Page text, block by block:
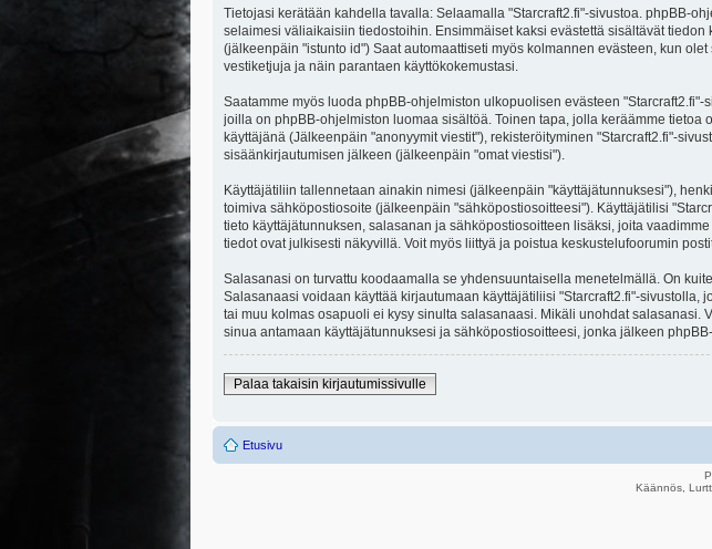
Tietojasi kerätään kahdella tavalla: Selaamalla "Starcraft2.fi"-sivustoa. phpBB-
selaimesi väliaikaisiin tiedostoihin. Ensimmäiset kaksi evästettä sisältävät
(jälkeenpäin "istunto id") Saat automaattiseti myös kolmannen evästeen, kun
vestiketjuja ja näin parantaen käyttökokemustasi.
Saatamme myös luoda phpBB-ohjelmiston ulkopuolisen evästeen
joilla on phpBB-ohjelmiston luomaa sisältöä. Toinen tapa, jolla keräämme
käyttäjänä (Jälkeenpäin "anonyymit viestit"), rekisteröityminen "Starcraft2.fi"-
sisäänkirjautumisen jälkeen (jälkeenpäin "omat viestisi").
Käyttäjätiliin tallennetaan ainakin nimesi (jälkeenpäin "käyttäjätunnuksesi"),
toimiva sähköpostiosoite (jälkeenpäin "sähköpostiosoitteesi"). Käyttäjätilisi
tieto käyttäjätunnuksen, salasanan ja sähköpostiosoitteen lisäksi, joita
tiedot ovat julkisesti näkyvillä. Voit myös liittyä ja poistua keskustelufoorumin
Salasanasi on turvattu koodaamalla se yhdensuuntaisella menetelmällä. On
Salasanaasi voidaan käyttää kirjautumaan käyttäjätiliisi "Starcraft2.fi"-
tai muu kolmas osapuoli ei kysy sinulta salasanaasi. Mikäli unohdat
sinua antamaan käyttäjätunnuksesi ja sähköpostiosoitteesi, jonka jälkeen
Palaa takaisin kirjautumissivulle
Etusivu
Käännös,